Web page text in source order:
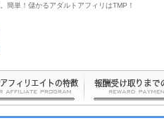
簡単！儲かるアダルトアフィリはTMP！